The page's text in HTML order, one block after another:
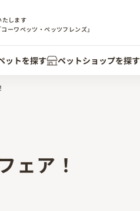
たします
ーワペッツ・ペッツフレンズ」
ットを探す ペットショップを探す
ェア！